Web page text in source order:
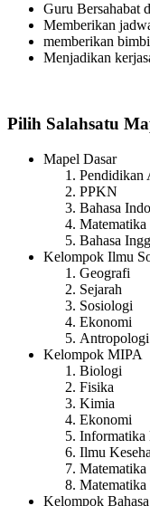
Guru Bersahabat
Memberikan
memberikan
Menjadikan
Pilih Salahsatu
Mapel Dasar
Pendidikan
PPKN
Bahasa
Matematika
Bahasa
Kelompok Ilmu
Geografi
Sejarah
Sosiologi
Ekonomi
Antropologi
Kelompok MIPA
Biologi
Fisika
Kimia
Ekonomi
Informatika
Ilmu
Matematika
Kelompok Bahasa